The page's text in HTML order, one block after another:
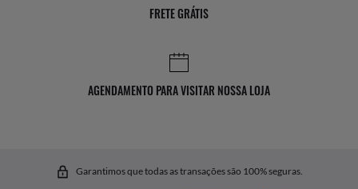
FRETE GRÁTIS
AGENDAMENTO PARA VISITAR NOSSA LOJA
Garantimos que todas as transações são 100% seguras.